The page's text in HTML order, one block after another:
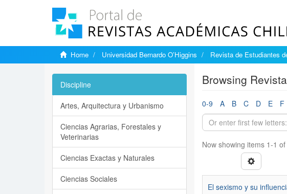
Home Universidad Bernardo O’Higgins Revista de Estudiantes
Browsing
0-9 A B C D E F
Now showing items 1-1 of
El sexismo y su
Discipline
Artes, Arquitectura y Urbanismo
Ciencias Agrarias, Forestales y
Veterinarias
Ciencias Exactas y Naturales
Ciencias Sociales